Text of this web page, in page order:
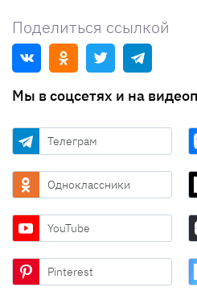
Поделиться ссылкой
Мы в соцсетях и на
Телеграм
Одноклассники
YouTube
Pinterest